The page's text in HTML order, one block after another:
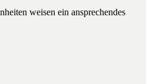
weisen ein ansprechendes